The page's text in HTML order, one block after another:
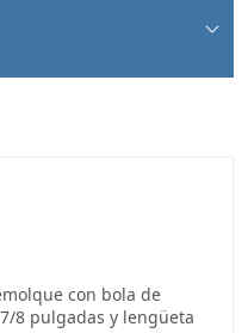
con bola de
8 pulgadas y lengüeta